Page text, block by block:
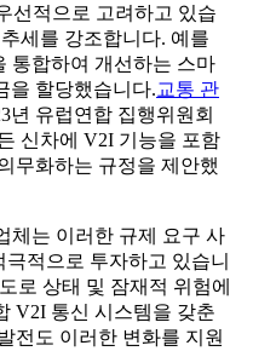
선적으로 고려하고 있습
세를 강조합니다. 예를
통합하여 개선하는 스마
을 할당했습니다.교통 관
년 유럽연합 집행위원회
신차에 V2I 기능을 포함
무화하는 규정을 제안했
체는 이러한 규제 요구 사
적으로 투자하고 있습니
로 상태 및 잠재적 위험에
V2I 통신 시스템을 갖춘
전도 이러한 변화를 지원